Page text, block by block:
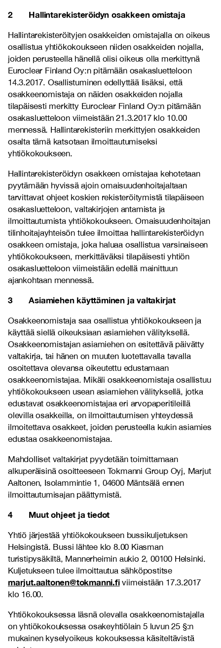
2 Hallintarekisteröidyn osakkeen omistaja
Hallintarekisteröityjen osakkeiden omistajalla on oikeus
osallistua yhtiökokoukseen niiden osakkeiden nojalla,
joiden perusteella hänellä olisi oikeus olla merkittynä
Euroclear Finland Oy:n pitämään osakasluetteloon
14.3.2017. Osallistuminen edellyttää lisäksi, että
osakkeenomistaja on näiden osakkeiden nojalla
tilapäisesti merkitty Euroclear Finland Oy:n pitämään
osakasluetteloon viimeistään 21.3.2017 klo 10.00
mennessä. Hallintarekisteriin merkittyjen osakkeiden
osalta tämä katsotaan ilmoittautumiseksi
yhtiökokoukseen.
Hallintarekisteröidyn osakkeen omistajaa kehotetaan
pyytämään hyvissä ajoin omaisuudenhoitajaltaan
tarvittavat ohjeet koskien rekisteröitymistä tilapäiseen
osakasluetteloon, valtakirjojen antamista ja
ilmoittautumista yhtiökokoukseen. Omaisuudenhoitajan
tilinhoitajayhteisön tulee ilmoittaa hallintarekisteröidyn
osakkeen omistaja, joka haluaa osallistua varsinaiseen
yhtiökokoukseen, merkittäväksi tilapäisesti yhtiön
osakasluetteloon viimeistään edellä mainittuun
ajankohtaan mennessä.
3 Asiamiehen käyttäminen ja valtakirjat
Osakkeenomistaja saa osallistua yhtiökokoukseen ja
käyttää siellä oikeuksiaan asiamiehen välityksellä.
Osakkeenomistajan asiamiehen on esitettävä päivätty
valtakirja, tai hänen on muuten luotettavalla tavalla
osoitettava olevansa oikeutettu edustamaan
osakkeenomistajaa. Mikäli osakkeenomistaja osallistuu
yhtiökokoukseen usean asiamiehen välityksellä, jotka
edustavat osakkeenomistajaa eri arvopaperitileillä
olevilla osakkeilla, on ilmoittautumisen yhteydessä
ilmoitettava osakkeet, joiden perusteella kukin asiamies
edustaa osakkeenomistajaa.
Mahdolliset valtakirjat pyydetään toimittamaan
alkuperäisinä osoitteeseen Tokmanni Group Oyj, Marjut
Aaltonen, Isolammintie 1, 04600 Mäntsälä ennen
ilmoittautumisajan päättymistä.
4 Muut ohjeet ja tiedot
Yhtiö järjestää yhtiökokoukseen bussikuljetuksen
Helsingistä. Bussi lähtee klo 8.00 Kiasman
turistipysäkiltä, Mannerheimin aukio 2, 00100 Helsinki.
Kuljetukseen tulee ilmoittautua sähköpostitse
marjut.aaltonen@tokmanni.fiviimeistään 17.3.2017
klo 16.00.
Yhtiökokouksessa läsnä olevalla osakkeenomistajalla
on yhtiökokouksessa osakeyhtiölain 5 luvun 25 §:n
mukainen kyselyoikeus kokouksessa käsiteltävistä